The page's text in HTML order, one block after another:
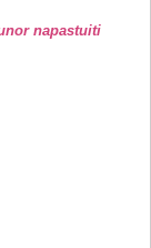
napastuiti